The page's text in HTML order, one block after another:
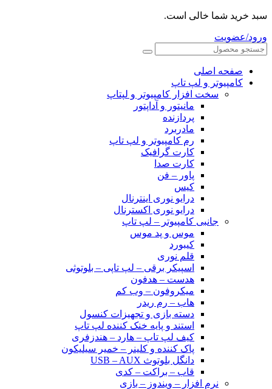
سبد خرید شما خالی است.
ورود/عضویت
صفحه اصلی
کامپیوتر و‌‌‌‌‌ لپ تاپ
سخت افزار کامپیوتر و لپتاپ
مانیتور و آداپتور
پردازنده
مادربرد
رم کامپیوتر و لپ تاپ
کارت گرافیک
کارت صدا
پاور – فن
کیس
درایو نوری اینترنال
درایو نوری اکسترنال
جانبی کامپیوتر – لپ تاپ
موس و پد موس
کیبورد
قلم نوری
اسپیکر برقی – لپ تاپی – بلوتوثی
هدست – هدفون
میکروفون – وب کم
هاب – رم ریدر
دسته بازی و تجهیزات کنسول
استند و پایه خنک کننده لپ تاپ
کیف لپ تاپ – هارد – هندزفری
پاک کننده و کلینر – خمیر سیلیکون
دانگل بلوتوث USB – AUX
قاب – براکت – کدی
نرم افزار – ویندوز – بازی